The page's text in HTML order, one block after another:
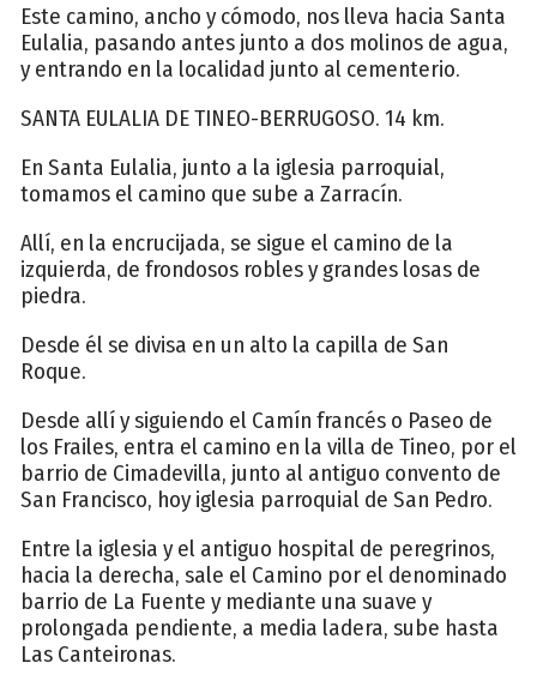
Este camino, ancho y cómodo, nos lleva hacia Santa
Eulalia, pasando antes junto a dos molinos de agua,
y entrando en la localidad junto al cementerio.
SANTA EULALIA DE TINEO-BERRUGOSO. 14 km.
En Santa Eulalia, junto a la iglesia parroquial,
tomamos el camino que sube a Zarracín.
Allí, en la encrucijada, se sigue el camino de la
izquierda, de frondosos robles y grandes losas de
piedra.
Desde él se divisa en un alto la capilla de San
Roque.
Desde allí y siguiendo el Camín francés o Paseo de
los Frailes, entra el camino en la villa de Tineo, por el
barrio de Cimadevilla, junto al antiguo convento de
San Francisco, hoy iglesia parroquial de San Pedro.
Entre la iglesia y el antiguo hospital de peregrinos,
hacia la derecha, sale el Camino por el denominado
barrio de La Fuente y mediante una suave y
prolongada pendiente, a media ladera, sube hasta
Las Canteironas.